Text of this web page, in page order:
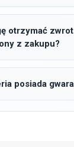
otrzymać
z zakupu?
posiada